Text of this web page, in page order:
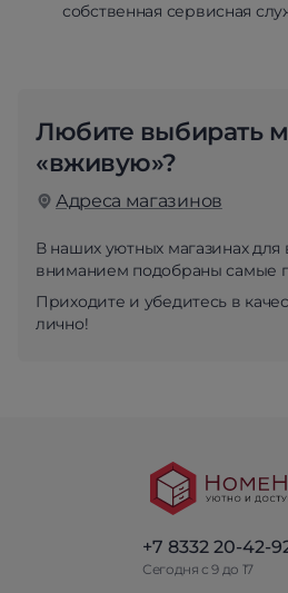
собственная сервисная
Любите выбирать
«вживую»?
Адреса магазинов
В наших уютных магазинах
вниманием подобраны самые
Приходите и убедитесь в
лично!
+7 8332 20-42-
Сегодня с 9 до 17